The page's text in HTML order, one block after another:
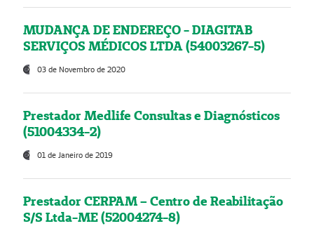
MUDANÇA DE ENDEREÇO - DIAGITAB
SERVIÇOS MÉDICOS LTDA (54003267-5)
03 de Novembro de 2020
Prestador Medlife Consultas e Diagnósticos
(51004334-2)
01 de Janeiro de 2019
Prestador CERPAM – Centro de Reabilitação
S/S Ltda-ME (52004274-8)